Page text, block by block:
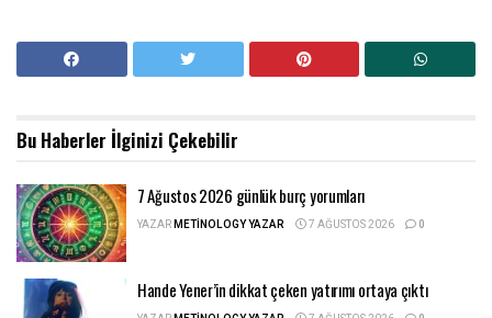
Bu Haberler İlginizi Çekebilir
7 Ağustos 2026 günlük burç yorumları
YAZARMETINOLOGY YAZAR 7 AĞUSTOS 2026 0
Hande Yener’in dikkat çeken yatırımı ortaya çıktı